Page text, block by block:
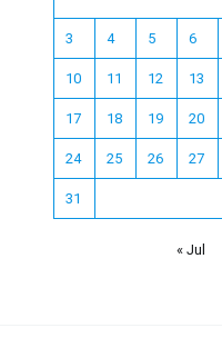
3 4 5 6
10 11 12 13
17 18 19 20
24 25 26 27
31
« Jul